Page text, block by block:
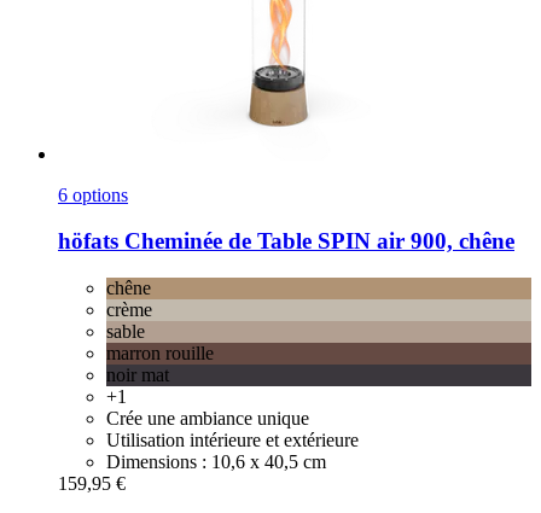
6 options
höfats Cheminée de Table SPIN air 900, chêne
chêne
crème
sable
marron rouille
noir mat
+1
Crée une ambiance unique
Utilisation intérieure et extérieure
Dimensions : 10,6 x 40,5 cm
159,95 €